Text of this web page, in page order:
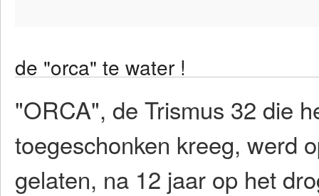
de "orca" te water !
"ORCA", de Trismus 32 die
toegeschonken kreeg, werd
gelaten, na 12 jaar op het